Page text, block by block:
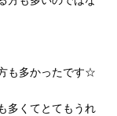
も多かったです☆
多くてとてもうれ